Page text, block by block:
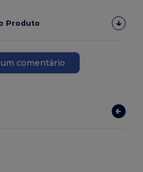
Produto
comentário